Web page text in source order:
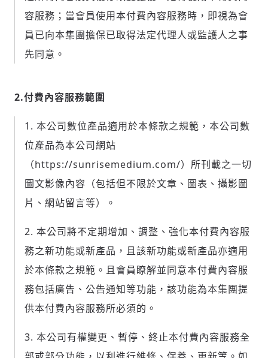
容服務；當會員使用本付費內容服務時，即視為會
員已向本集團擔保已取得法定代理人或監護人之事
先同意。
2.付費內容服務範圍
本公司數位產品適用於本條款之規範，本公司數
位產品為本公司網站
（https://sunrisemedium.com/）所刊載之一切
圖文影像內容（包括但不限於文章、圖表、攝影圖
片、網站留言等）。
本公司將不定期增加、調整、強化本付費內容服
務之新功能或新產品，且該新功能或新產品亦適用
於本條款之規範。且會員瞭解並同意本付費內容服
務包括廣告、公告通知等功能，該功能為本集團提
供本付費內容服務所必須的。
本公司有權變更、暫停、終止本付費內容服務全